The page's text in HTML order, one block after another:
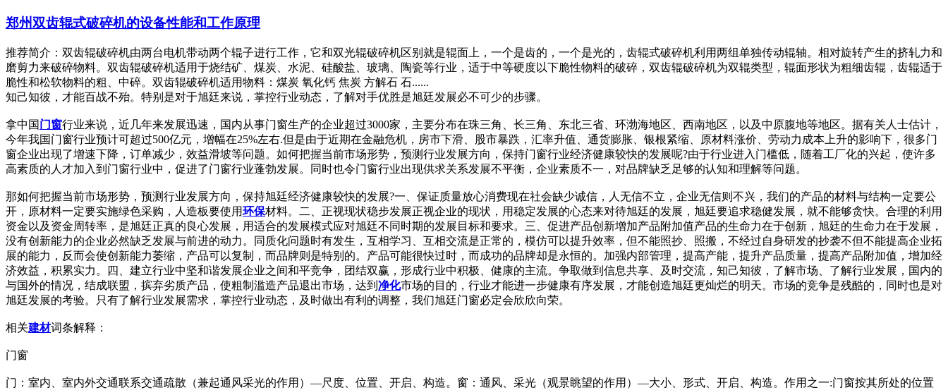
郑州双齿辊式破碎机的设备性能和工作原理
推荐简介：双齿辊破碎机由两台电机带动两个辊子进行工作，它和双光辊破碎机区别就是辊面上，一个是齿的，一个是光的，齿辊式破碎机利用两组单独传动辊轴。相对旋转产生的挤轧力和
磨剪力来破碎物料。双齿辊破碎机适用于烧结矿、煤炭、水泥、硅酸盐、玻璃、陶瓷等行业，适于中等硬度以下脆性物料的破碎，双齿辊破碎机为双辊类型，辊面形状为粗细齿辊，齿辊适于
脆性和松软物料的粗、中碎。双齿辊破碎机适用物料：煤炭 氧化钙 焦炭 方解石 石......
知己知彼，才能百战不殆。特别是对于旭廷来说，掌控行业动态，了解对手优胜是旭廷发展必不可少的步骤。
拿中国门窗行业来说，近几年来发展迅速，国内从事门窗生产的企业超过3000家，主要分布在珠三角、长三角、东北三省、环渤海地区、西南地区，以及中原腹地等地区。据有关人士估计，
今年我国门窗行业预计可超过500亿元，增幅在25%左右.但是由于近期在金融危机，房市下滑、股市暴跌，汇率升值、通货膨胀、银根紧缩、原材料涨价、劳动力成本上升的影响下，很多门
窗企业出现了增速下降，订单减少，效益滑坡等问题。如何把握当前市场形势，预测行业发展方向，保持门窗行业经济健康较快的发展呢?由于行业进入门槛低，随着工厂化的兴起，使许多
高素质的人才加入到门窗行业中，促进了门窗行业蓬勃发展。同时也令门窗行业出现供求关系发展不平衡，企业素质不一，对品牌缺乏足够的认知和理解等问题。
那如何把握当前市场形势，预测行业发展方向，保持旭廷经济健康较快的发展?一、保证质量放心消费现在社会缺少诚信，人无信不立，企业无信则不兴，我们的产品的材料与结构一定要公
开，原材料一定要实施绿色采购，人造板要使用环保材料。二、正视现状稳步发展正视企业的现状，用稳定发展的心态来对待旭廷的发展，旭廷要追求稳健发展，就不能够贪快。合理的利用
资金以及资金周转率，是旭廷正真的良心发展，用适合的发展模式应对旭廷不同时期的发展目标和要求。三、促进产品创新增加产品附加值产品的生命力在于创新，旭廷的生命力在于发展，
没有创新能力的企业必然缺乏发展与前进的动力。同质化问题时有发生，互相学习、互相交流是正常的，模仿可以提升效率，但不能照抄、照搬，不经过自身研发的抄袭不但不能提高企业拓
展的能力，反而会使创新能力萎缩，产品可以复制，而品牌则是特别的。产品可能很快过时，而成功的品牌却是永恒的。加强内部管理，提高产能，提升产品质量，提高产品附加值，增加经
济效益，积累实力。四、建立行业中坚和谐发展企业之间和平竞争，团结双赢，形成行业中积极、健康的主流。争取做到信息共享、及时交流，知己知彼，了解市场、了解行业发展，国内的
与国外的情况，结成联盟，摈弃劣质产品，使粗制滥造产品退出市场，达到 净化市场的目的，行业才能进一步健康有序发展，才能创造旭廷更灿烂的明天。市场的竞争是残酷的，同时也是对
旭廷发展的考验。只有了解行业发展需求，掌控行业动态，及时做出有利的调整，我们旭廷门窗必定会欣欣向荣。
相关建材词条解释：
门窗
门：室内、室内外交通联系交通疏散（兼起通风采光的作用）—尺度、位置、开启、构造。窗：通风、采光（观景眺望的作用）—大小、形式、开启、构造。作用之一:门窗按其所处的位置